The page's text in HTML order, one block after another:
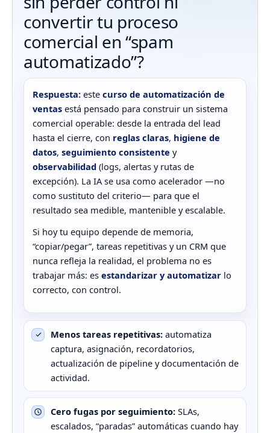
convertir tu proceso
comercial en “spam
automatizado”?
Respuesta: este curso de automatización de
ventas está pensado para construir un sistema
comercial operable: desde la entrada del lead
hasta el cierre, con reglas claras, higiene de
datos, seguimiento consistente y
observabilidad (logs, alertas y rutas de
excepción). La IA se usa como acelerador —no
como sustituto del criterio— para que el
resultado sea medible, mantenible y escalable.
Si hoy tu equipo depende de memoria,
“copiar/pegar”, tareas repetitivas y un CRM que
nunca refleja la realidad, el problema no es
trabajar más: es estandarizar y automatizar lo
correcto, con control.
Menos tareas repetitivas: automatiza
captura, asignación, recordatorios,
actualización de pipeline y documentación de
actividad.
Cero fugas por seguimiento: SLAs,
escalados, “paradas” automáticas cuando hay